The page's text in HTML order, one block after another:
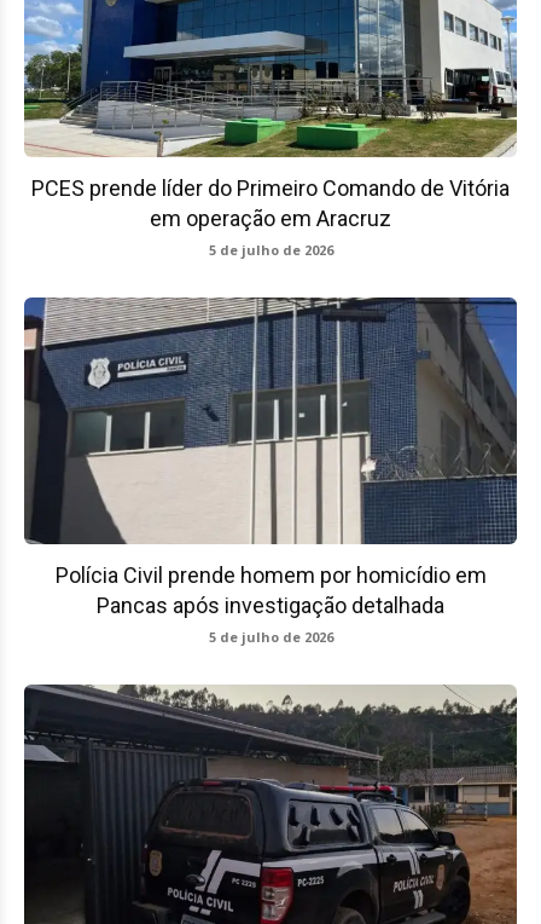
PCES prende líder do Primeiro Comando de Vitória
em operação em Aracruz
5 de julho de 2026
Polícia Civil prende homem por homicídio em
Pancas após investigação detalhada
5 de julho de 2026